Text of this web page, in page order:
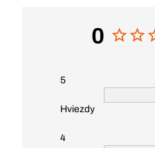
0
5
Hviezdy
4